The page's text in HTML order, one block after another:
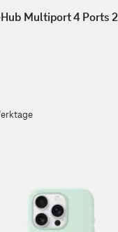
Multiport 4 Ports